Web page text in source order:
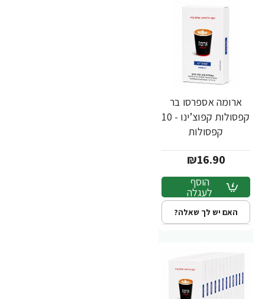
חדש
ארומה אספרסו בר
קפסולות קפוצ’ינו - 10
קפסולות
₪16.90
הוסף
לעגלה
האם יש לך שאלה?